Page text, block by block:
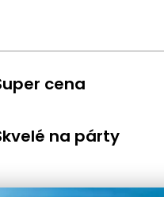
cena
na párty